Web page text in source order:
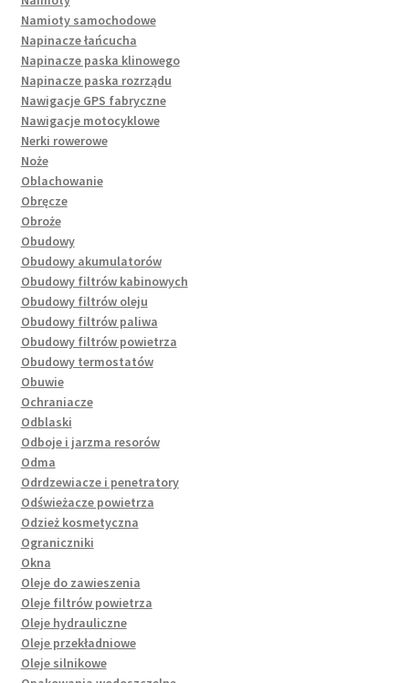
Namioty samochodowe
Napinacze łańcucha
Napinacze paska klinowego
Napinacze paska rozrządu
Nawigacje GPS fabryczne
Nawigacje motocyklowe
Nerki rowerowe
Noże
Oblachowanie
Obręcze
Obroże
Obudowy
Obudowy akumulatorów
Obudowy filtrów kabinowych
Obudowy filtrów oleju
Obudowy filtrów paliwa
Obudowy filtrów powietrza
Obudowy termostatów
Obuwie
Ochraniacze
Odblaski
Odboje i jarzma resorów
Odma
Odrdzewiacze i penetratory
Odświeżacze powietrza
Odzież kosmetyczna
Ograniczniki
Okna
Oleje do zawieszenia
Oleje filtrów powietrza
Oleje hydrauliczne
Oleje przekładniowe
Oleje silnikowe